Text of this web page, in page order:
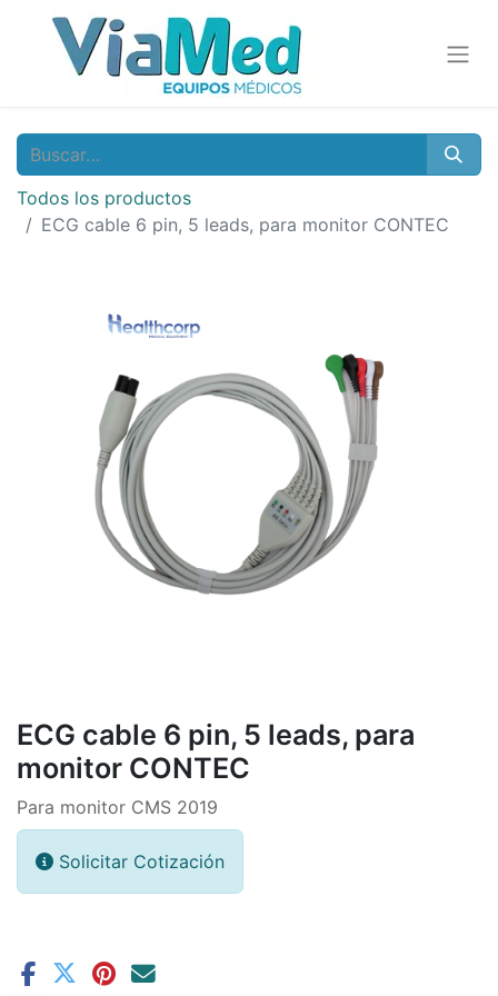
Todos los productos
​​ECG cable 6 pin, 5 leads, para monitor CONTEC
​​ECG cable 6 pin, 5 leads, para
monitor CONTEC
Para monitor CMS 2019
Solicitar Cotización